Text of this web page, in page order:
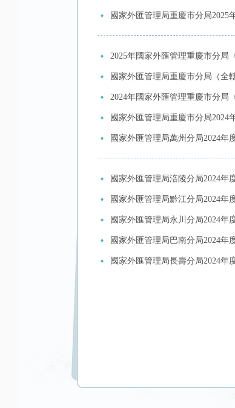
國家外匯管理局重慶市分局2025
2025年國家外匯管理重慶市分局
國家外匯管理局重慶市分局（全
2024年國家外匯管理重慶市分局
國家外匯管理局重慶市分局2024
國家外匯管理局萬州分局2024年
國家外匯管理局涪陵分局2024年
國家外匯管理局黔江分局2024年
國家外匯管理局永川分局2024年
國家外匯管理局巴南分局2024年
國家外匯管理局長壽分局2024年